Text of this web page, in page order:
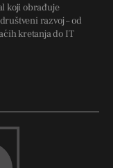
koji obrađuje
razvoj – od
kretanja do IT